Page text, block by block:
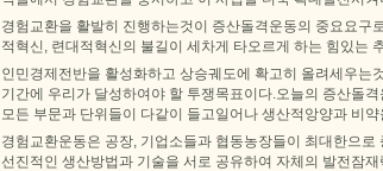
경험교환을 활발히 진행하는것이 증산돌격운동의 중요요구
적혁신, 련대적혁신의 불길이 세차게 타오르게 하는 힘있는
인민경제전반을 활성화하고 상승궤도에 확고히 올려세우는
기간에 우리가 달성하여야 할 투쟁목표이다.오늘의 증산돌
모든 부문과 단위들이 다같이 들고일어나 생산적앙양과 비
경험교환운동은 공장, 기업소들과 협동농장들이 최대한으
선진적인 생산방법과 기술을 서로 공유하여 자체의 발전잠